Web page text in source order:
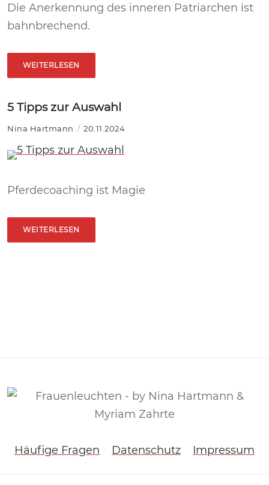
Die Anerkennung des inneren Patriarchen ist
bahnbrechend.
WEITERLESEN
5 Tipps zur Auswahl
Nina Hartmann 20.11.2024
Pferdecoaching ist Magie
WEITERLESEN
Häufige Fragen Datenschutz Impressum